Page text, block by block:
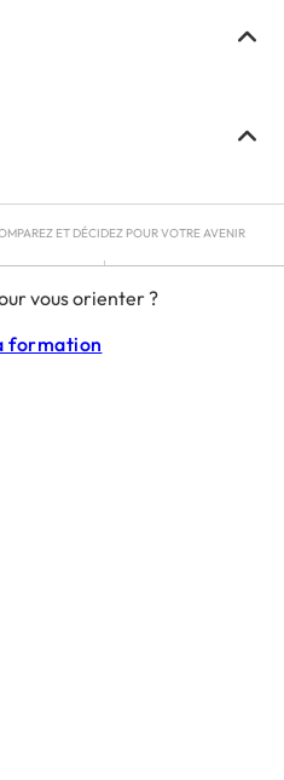
vous orienter ?
formation
ET DÉCIDEZ POUR VOTRE AVENIR